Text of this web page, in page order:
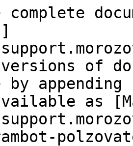
versions of
as